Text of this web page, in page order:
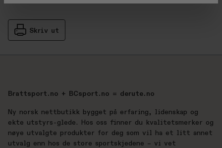
Skriv ut
Brattsport.no + BCsport.no = derute.no
Ny norsk nettbutikk bygget på erfaring, lidenskap og
ekte utstyrs-glede. Hos oss finner du kvalitetsmerker og
nøye utvalgte produkter for deg som vil ha et litt annet
utvalg enn hos de store sportskjedene – vi vet